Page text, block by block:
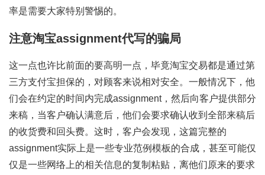
率是需要大家特别警惕的。
注意淘宝assignment代写的骗局
这一点也许比前面的要高明一点，毕竟淘宝交易都是通过第
三方支付宝担保的，对顾客来说相对安全。一般情况下，他
们会在约定的时间内完成assignment，然后向客户提供部分
来稿，当客户确认满意后，他们会要求确认收到全部来稿后
的收货费和回头费。这时，客户会发现，这篇完整的
assignment实际上是一些专业范例模板的合成，甚至可能仅
仅是一些网络上的相关信息的复制粘贴，离他们原来的要求